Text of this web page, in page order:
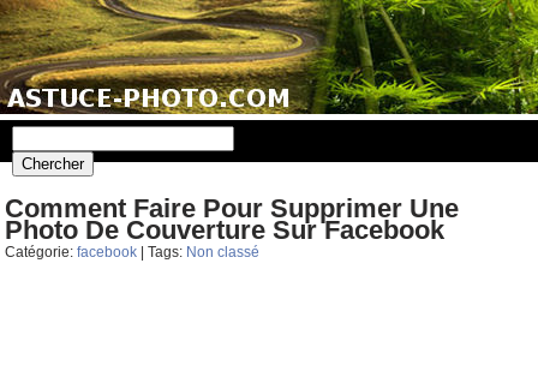
Comment Faire Pour Supprimer Une
Photo De Couverture Sur Facebook
Catégorie: facebook | Tags: Non classé